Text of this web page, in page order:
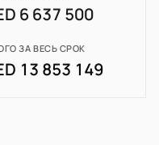
6 637 500
ЗА ВЕСЬ СРОК
13 853 149